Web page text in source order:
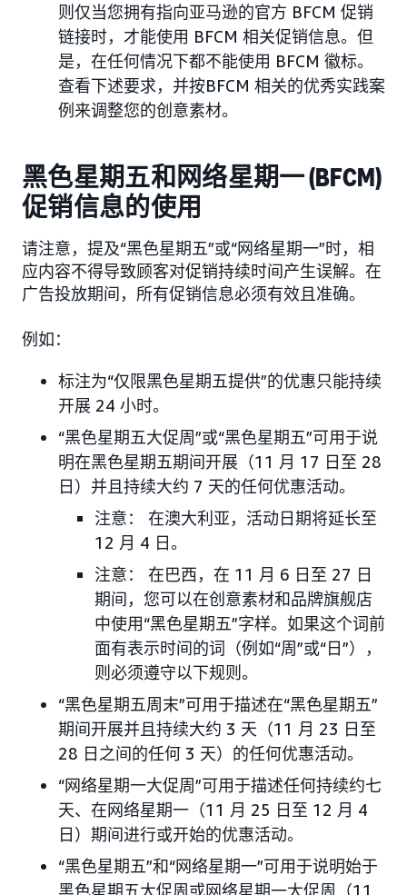
则仅当您拥有指向亚马逊的官方 BFCM 促销
链接时，才能使用 BFCM 相关促销信息。但
是，在任何情况下都不能使用 BFCM 徽标。
查看下述要求，并按BFCM 相关的优秀实践案
例来调整您的创意素材。
黑色星期五和网络星期一 (BFCM)
促销信息的使用
请注意，提及“黑色星期五”或“网络星期一”时，相
应内容不得导致顾客对促销持续时间产生误解。在
广告投放期间，所有促销信息必须有效且准确。
例如：
标注为“仅限黑色星期五提供”的优惠只能持续
开展 24 小时。
“黑色星期五大促周”或“黑色星期五”可用于说
明在黑色星期五期间开展（11 月 17 日至 28
日）并且持续大约 7 天的任何优惠活动。
注意： 在澳大利亚，活动日期将延长至
12 月 4 日。
注意： 在巴西，在 11 月 6 日至 27 日
期间，您可以在创意素材和品牌旗舰店
中使用“黑色星期五”字样。如果这个词前
面有表示时间的词（例如“周”或“日”），
则必须遵守以下规则。
“黑色星期五周末”可用于描述在“黑色星期五”
期间开展并且持续大约 3 天（11 月 23 日至
28 日之间的任何 3 天）的任何优惠活动。
“网络星期一大促周”可用于描述任何持续约七
天、在网络星期一（11 月 25 日至 12 月 4
日）期间进行或开始的优惠活动。
“黑色星期五”和“网络星期一”可用于说明始于
黑色星期五大促周或网络星期一大促周（11